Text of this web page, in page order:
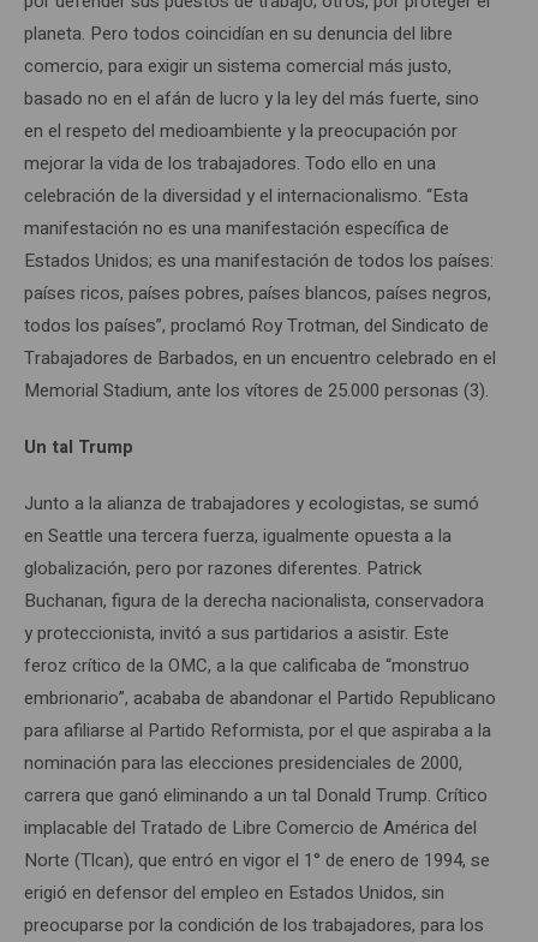
planeta. Pero todos coincidían en su denuncia del libre
comercio, para exigir un sistema comercial más justo,
basado no en el afán de lucro y la ley del más fuerte, sino
en el respeto del medioambiente y la preocupación por
mejorar la vida de los trabajadores. Todo ello en una
celebración de la diversidad y el internacionalismo. “Esta
manifestación no es una manifestación específica de
Estados Unidos; es una manifestación de todos los países:
países ricos, países pobres, países blancos, países negros,
todos los países”, proclamó Roy Trotman, del Sindicato de
Trabajadores de Barbados, en un encuentro celebrado en el
Memorial Stadium, ante los vítores de 25.000 personas (3).
Un tal Trump
Junto a la alianza de trabajadores y ecologistas, se sumó
en Seattle una tercera fuerza, igualmente opuesta a la
globalización, pero por razones diferentes. Patrick
Buchanan, figura de la derecha nacionalista, conservadora
y proteccionista, invitó a sus partidarios a asistir. Este
feroz crítico de la OMC, a la que calificaba de “monstruo
embrionario”, acababa de abandonar el Partido Republicano
para afiliarse al Partido Reformista, por el que aspiraba a la
nominación para las elecciones presidenciales de 2000,
carrera que ganó eliminando a un tal Donald Trump. Crítico
implacable del Tratado de Libre Comercio de América del
Norte (Tlcan), que entró en vigor el 1° de enero de 1994, se
erigió en defensor del empleo en Estados Unidos, sin
preocuparse por la condición de los trabajadores, para los